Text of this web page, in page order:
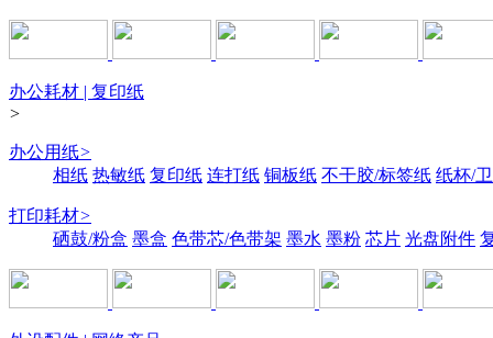
办公耗材 | 复印纸
>
办公用纸>
相纸 热敏纸 复印纸 连打纸 铜板纸 不干胶/标签纸 纸杯/
打印耗材>
硒鼓/粉盒 墨盒 色带芯/色带架 墨水 墨粉 芯片 光盘附件